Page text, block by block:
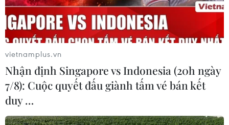
vietnamplus.vn
Nhận định Singapore vs Indonesia (20h ngày
7/8): Cuộc quyết đấu giành tấm vé bán kết
duy …